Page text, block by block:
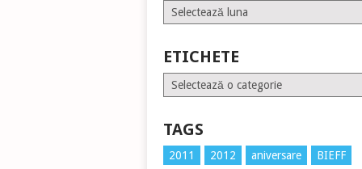
Arhive
ETICHETE
Etichete
TAGS
2011 2012 aniversare
BIEFF